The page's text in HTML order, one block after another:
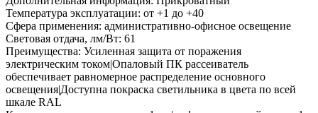
Температура эксплуатации: от +1 до +40
Сфера применения: административно-офисное освещение
Световая отдача, лм/Вт: 61
Преимущества: Усиленная защита от поражения
электрическим током|Опаловый ПК рассеиватель
обеспечивает равномерное распределение основного
освещения|Доступна покраска светильника в цвета по всей
шкале RAL